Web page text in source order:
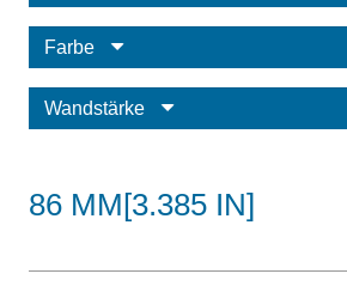
Farbe
Wandstärke
86 MM[3.385 IN]